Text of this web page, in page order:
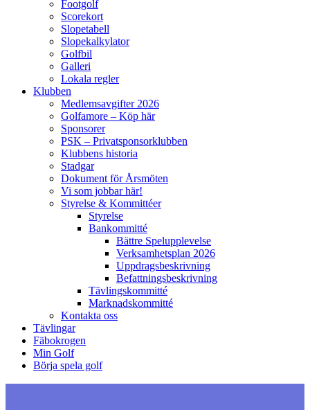
Footgolf
Scorekort
Slopetabell
Slopekalkylator
Golfbil
Galleri
Lokala regler
Klubben
Medlemsavgifter 2026
Golfamore – Köp här
Sponsorer
PSK – Privatsponsorklubben
Klubbens historia
Stadgar
Dokument för Årsmöten
Vi som jobbar här!
Styrelse & Kommittéer
Styrelse
Bankommitté
Bättre Spelupplevelse
Verksamhetsplan 2026
Uppdragsbeskrivning
Befattningsbeskrivning
Tävlingskommitté
Marknadskommitté
Kontakta oss
Tävlingar
Fäbokrogen
Min Golf
Börja spela golf